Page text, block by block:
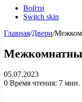
Войти
Switch skin
Главная/Двери/
05.07.2023
0 Время чтения: 7 мин.